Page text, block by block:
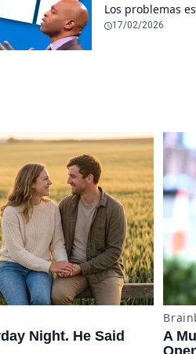
Los problemas
17/02/2026